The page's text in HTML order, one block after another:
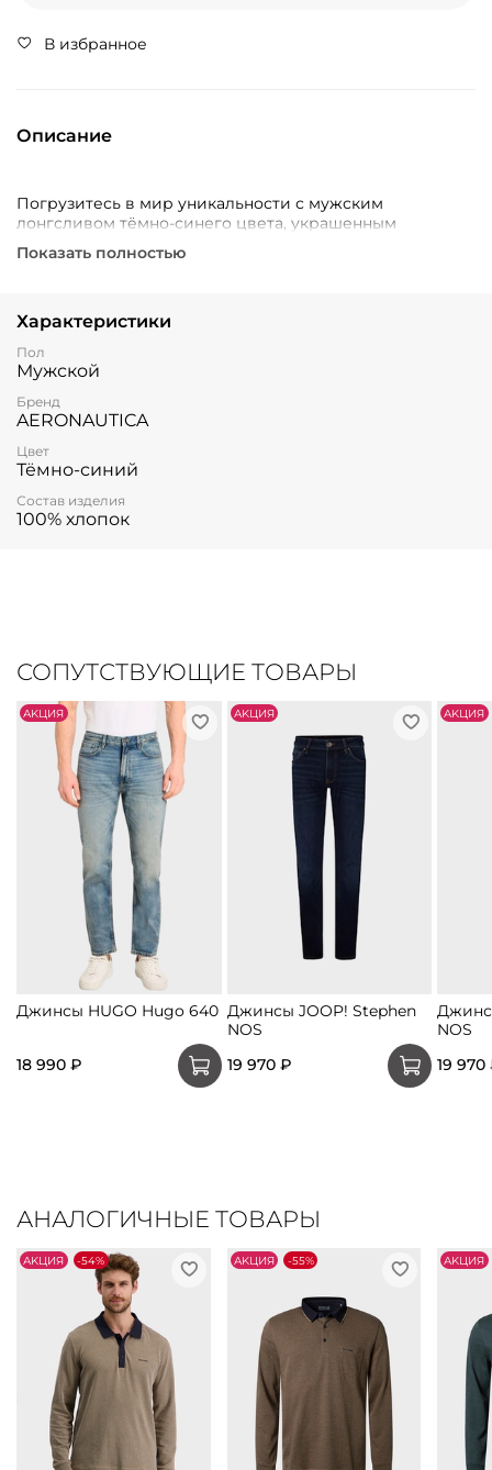
В избранное
Описание
Погрузитесь в мир уникальности с мужским
лонгсливом тёмно-синего цвета, украшенным
стильным принтом! Этот универсальный предмет
гардероба подчеркнёт вашу индивидуальность,
Показать полностью
Характеристики
Пол
Мужской
Бренд
AERONAUTICA
Цвет
Тёмно-синий
Состав изделия
100% хлопок
СОПУТСТВУЮЩИЕ ТОВАРЫ
АKЦИЯ
Джинсы HUGO Hugo 640
18 990 ₽
АKЦИЯ
Джинсы JOOP! Stephen
NOS
19 970 ₽
АKЦИЯ
NOS
19 970
АНАЛОГИЧНЫЕ ТОВАРЫ
АKЦИЯ -54% АKЦИЯ -55% АKЦИЯ